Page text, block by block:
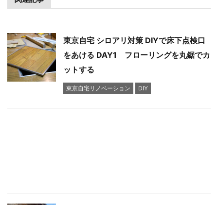
東京自宅 シロアリ対策 DIYで床下点検口
をあける DAY1 フローリングを丸鋸でカ
ットする
東京自宅リノベーション DIY